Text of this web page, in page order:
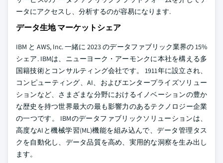
ータにアクセスし、分析するのが容易になります.
データ生地 マーケットシェア
IBM と AWS, Inc. 一緒に 2023 のデータファブリック業界の 15%
シェア. IBMは、ニューヨーク・アーモンクに本社を構える多
国籍技術とコンサルティング会社です。 1911年に設立され、
コンピューティング、AI、およびエンタープライズソリュー
ションなど、さまざまな分野におけるイノベーションの豊か
な歴史を持つ世界最大の最も影響力のあるテクノロジー企業
の一つです。 IBMのデータファブリックソリューションは、
高度なAIと機械学習(ML)機能を組み込んで、データ管理タス
クを自動化し、データ品質を高め、実用的な洞察を生み出し
ます。